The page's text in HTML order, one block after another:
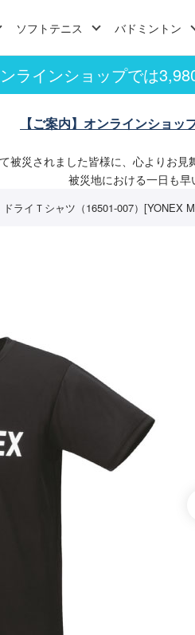
ソフトテニス バドミントン
ラインショップでは
【ご案内】オンラインショ
被災されました皆様に、心よりお
被災地における一日も早
ドライＴシャツ（16501-007）[YONEX